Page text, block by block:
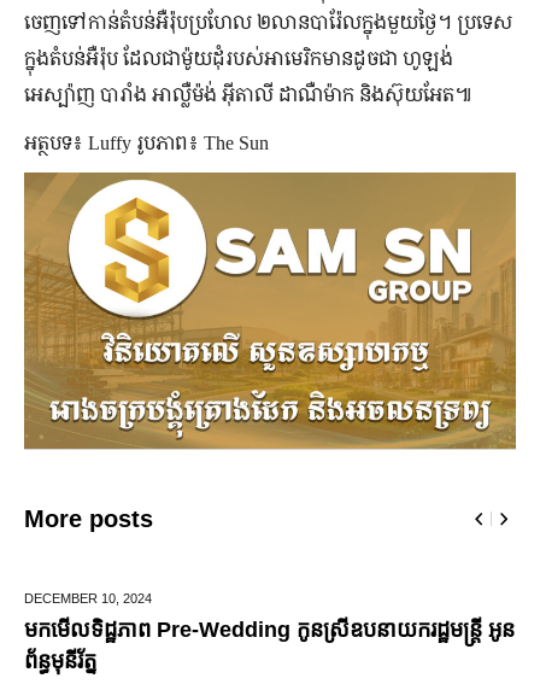
ចេញទៅកាន់តំបន់អឺរ៉ុបប្រហែល ២លានបារ៉ែលក្នុងមួយថ្ងៃ។ ប្រទេស
ក្នុងតំបន់អឺរ៉ុប ដែលជាម៉ូយដុំរបស់អាមេរិកមានដូចជា ហូឡង់
អេស្ប៉ាញ បារាំង អាល្លឺម៉ង់ អ៊ីតាលី ដាណឺម៉ាក និងស៊ុយអែត៕
អត្ថបទ៖ Luffy រូបភាព៖ The Sun
More posts
DECEMBER 10, 2024
មកមើលទិដ្ឋភាព Pre-Wedding កូនស្រីឧបនាយករដ្ឋមន្រ្តី អូន
ព័ន្ធមុនីរ័ត្ន